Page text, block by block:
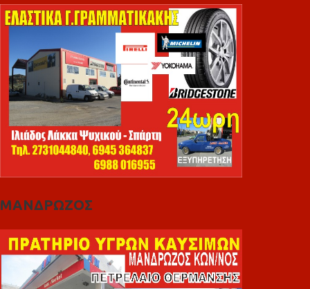
ΜΑΝΔΡΩΖΟΣ